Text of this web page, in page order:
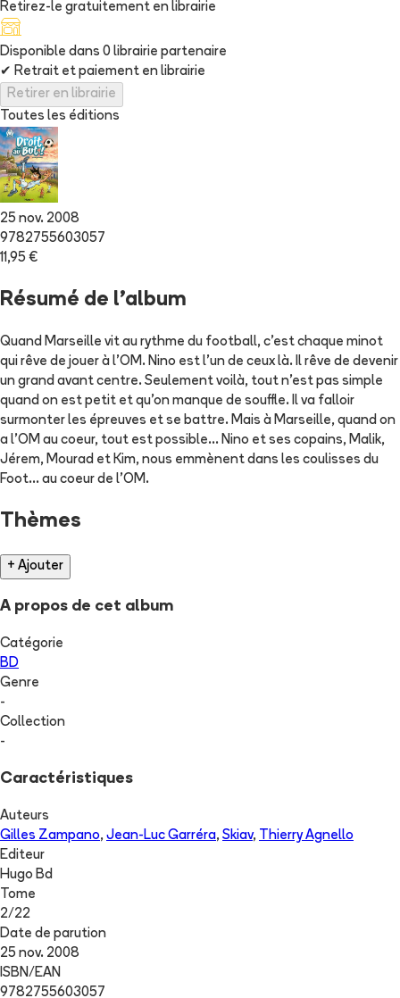
Retirez-le gratuitement en librairie
Disponible dans 0 librairie partenaire
✔ Retrait et paiement en librairie
Retirer en librairie
Toutes les éditions
25 nov. 2008
9782755603057
11,95 €
Résumé de l'album
Quand Marseille vit au rythme du football, c'est chaque minot
qui rêve de jouer à l'OM. Nino est l'un de ceux là. Il rêve de devenir
un grand avant centre. Seulement voilà, tout n'est pas simple
quand on est petit et qu'on manque de souffle. Il va falloir
surmonter les épreuves et se battre. Mais à Marseille, quand on
a l'OM au coeur, tout est possible... Nino et ses copains, Malik,
Jérem, Mourad et Kim, nous emmènent dans les coulisses du
Foot... au coeur de l'OM.
Thèmes
+ Ajouter
A propos de cet album
Catégorie
BD
Genre
-
Collection
-
Caractéristiques
Auteurs
Gilles Zampano, Jean-Luc Garréra, Skiav, Thierry Agnello
Editeur
Hugo Bd
Tome
2/22
Date de parution
25 nov. 2008
ISBN/EAN
9782755603057